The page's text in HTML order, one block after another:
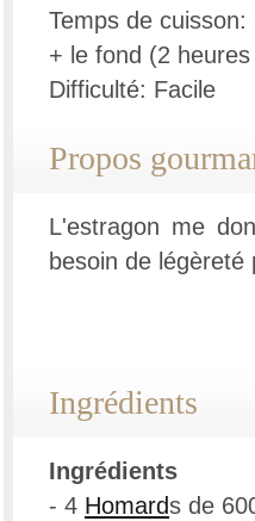
Temps de
+ le fond (2
Difficulté: Facile
Propos
L'estragon me
besoin de
Ingrédients
Ingrédients
- 4 Homards de